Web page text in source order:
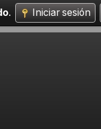
. Iniciar sesión